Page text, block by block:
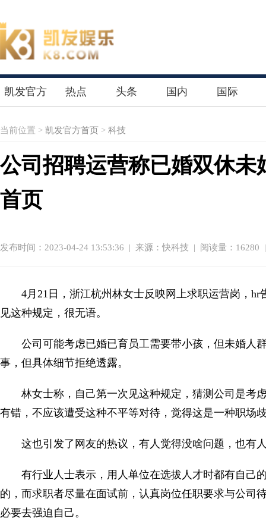
凯发官方 热点 头条 国内 国际
当前位置 > 凯发官方首页 > 科技
公司招聘运营称已婚双休
首页
发布时间：2023-04-24 13:53:36 | 来源：快科技 | 阅读量：
4月21日，浙江杭州林女士反映网上求职运营岗，
见这种规定，很无语。
公司可能考虑已婚已育员工需要带小孩，但未婚人
事，但具体细节拒绝透露。
林女士称，自己第一次见这种规定，猜测公司是考
有错，不应该遭受这种不平等对待，觉得这是一种职场
这也引发了网友的热议，有人觉得没啥问题，也有
有行业人士表示，用人单位在选拔人才时都有自己
的，而求职者尽量在面试前，认真岗位任职要求与公司
必要去强迫自己。